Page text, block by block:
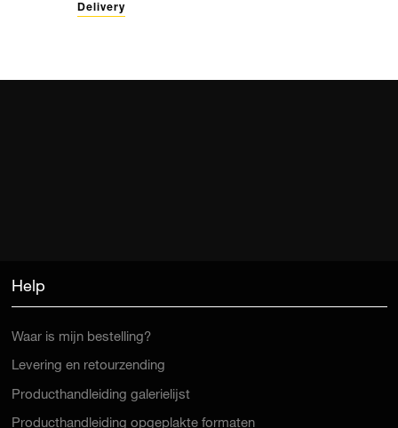
Delivery
Help
Waar is mijn bestelling?
Levering en retourzending
Producthandleiding galerielijst
Producthandleiding opgeplakte formaten